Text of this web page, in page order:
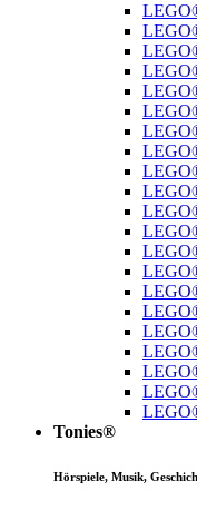
Tonies®
Hörspiele, Musik,